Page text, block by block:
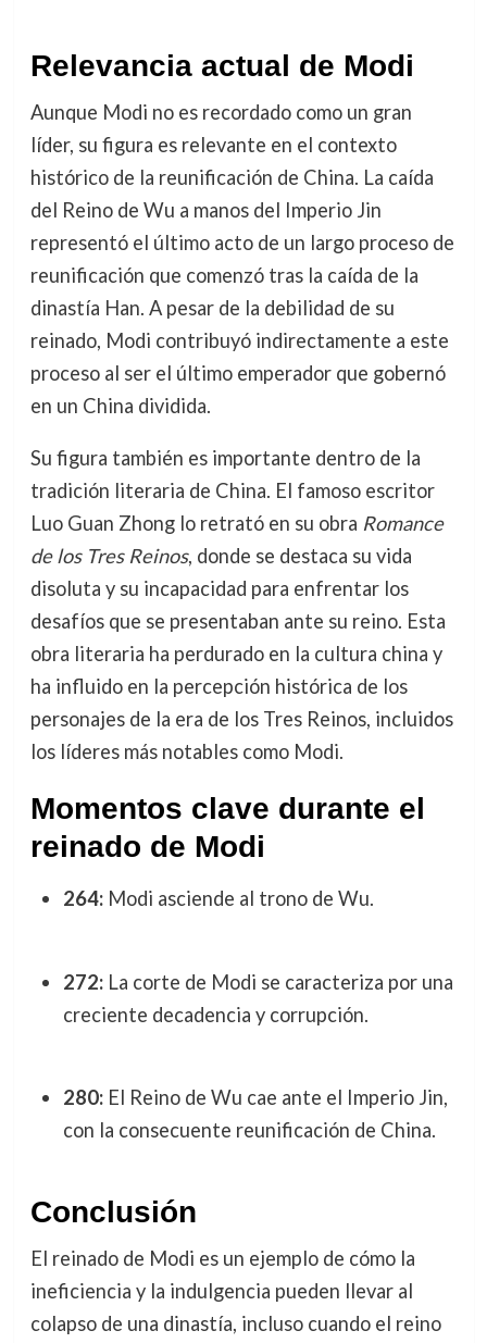
Relevancia actual de Modi
Aunque Modi no es recordado como un gran
líder, su figura es relevante en el contexto
histórico de la reunificación de China. La caída
del Reino de Wu a manos del Imperio Jin
representó el último acto de un largo proceso de
reunificación que comenzó tras la caída de la
dinastía Han. A pesar de la debilidad de su
reinado, Modi contribuyó indirectamente a este
proceso al ser el último emperador que gobernó
en un China dividida.
Su figura también es importante dentro de la
tradición literaria de China. El famoso escritor
Luo Guan Zhong lo retrató en su obra Romance
de los Tres Reinos, donde se destaca su vida
disoluta y su incapacidad para enfrentar los
desafíos que se presentaban ante su reino. Esta
obra literaria ha perdurado en la cultura china y
ha influido en la percepción histórica de los
personajes de la era de los Tres Reinos, incluidos
los líderes más notables como Modi.
Momentos clave durante el
reinado de Modi
264:Modi asciende al trono de Wu.
272:La corte de Modi se caracteriza por una
creciente decadencia y corrupción.
280:El Reino de Wu cae ante el Imperio Jin,
con la consecuente reunificación de China.
Conclusión
El reinado de Modi es un ejemplo de cómo la
ineficiencia y la indulgencia pueden llevar al
colapso de una dinastía, incluso cuando el reino